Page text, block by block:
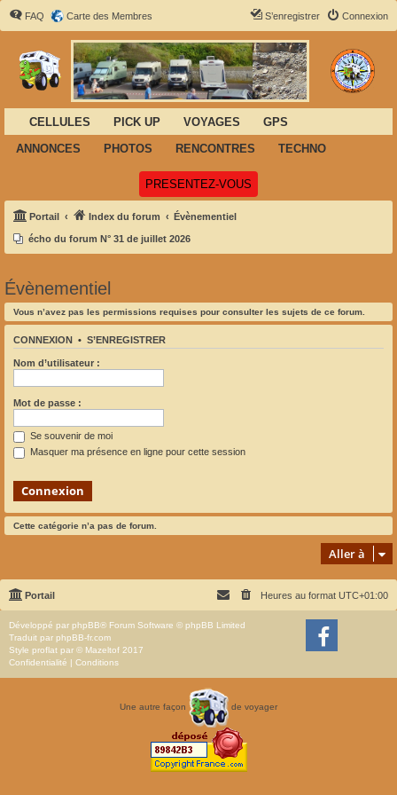
FAQ Carte des Membres Connexion
S’enregistrer
CELLULES PICK UP VOYAGES
GPS
ANNONCES
PHOTOS RENCONTRES TECHNO
PRESENTEZ-VOUS
Portail Index du forum Évènementiel
écho du forum N° 31 de juillet 2026
Évènementiel
Vous n’avez pas les permissions requises pour consulter les sujets de ce forum.
CONNEXION • S’ENREGISTRER
Nom d’utilisateur :
Mot de passe :
Se souvenir de moi
Masquer ma présence en ligne pour cette session
Cette catégorie n’a pas de forum.
Aller à
Portail Heures au format UTC+01:00
Développé par phpBB® Forum Software © phpBB Limited
Traduit par phpBB-fr.com
Style proflat par © Mazeltof 2017
Confidentialité | Conditions
Une autre façon de voyager